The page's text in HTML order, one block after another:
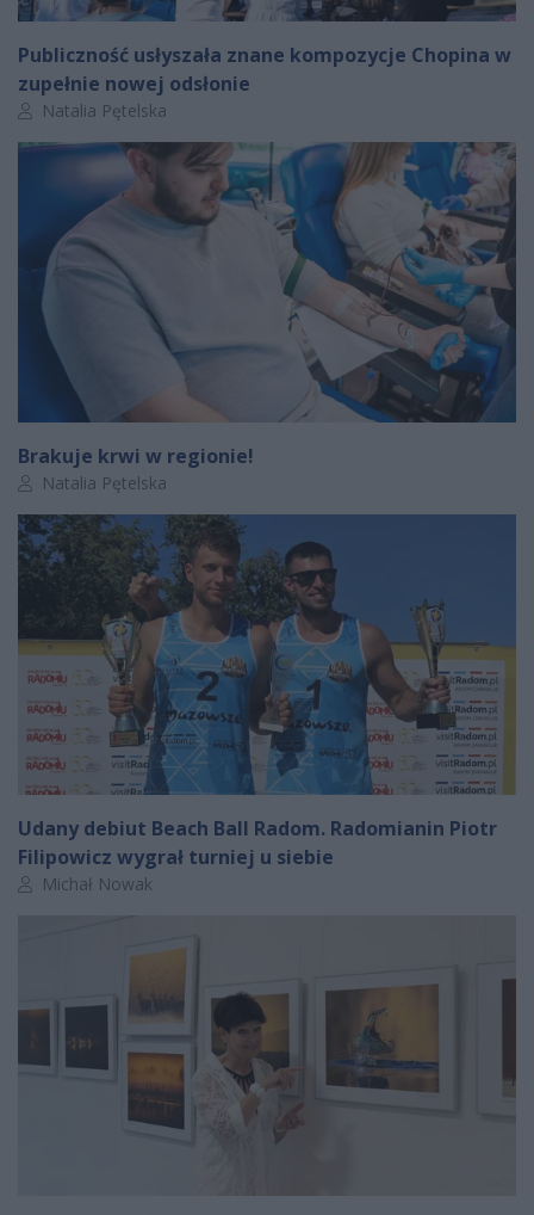
Publiczność usłyszała znane kompozycje Chopina w
zupełnie nowej odsłonie
Autor artykułu:
Natalia Pętelska
Brakuje krwi w regionie!
Autor artykułu:
Natalia Pętelska
Udany debiut Beach Ball Radom. Radomianin Piotr
Filipowicz wygrał turniej u siebie
Autor artykułu:
Michał Nowak